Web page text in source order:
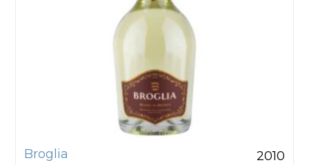
Broglia 2010